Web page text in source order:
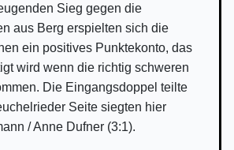
Sieg gegen die
aus Berg erspielten sich die
ein positives Punktekonto, das
wird wenn die richtig schweren
Die Eingangsdoppel teilte
Seite siegten hier
/ Anne Dufner (3:1).